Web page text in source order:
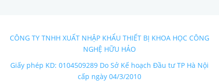
CÔNG TY TNHH XUẤT NHẬP KHẨU THIẾT BỊ KHOA HỌC CÔNG
NGHỆ HỮU HẢO
Giấy phép KD: 0104509289 Do Sở Kế hoạch Đầu tư TP Hà Nội
cấp ngày 04/3/2010